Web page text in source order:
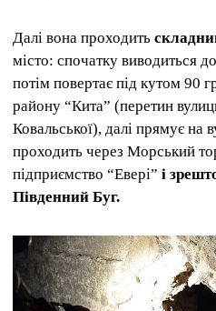
Далі вона проходить
місто: спочатку виводиться
потім повертає під кутом 90
району “Кита” (перетин
Ковальської), далі прямує на
проходить через Морський
підприємство “Евері” і
Південний Буг.